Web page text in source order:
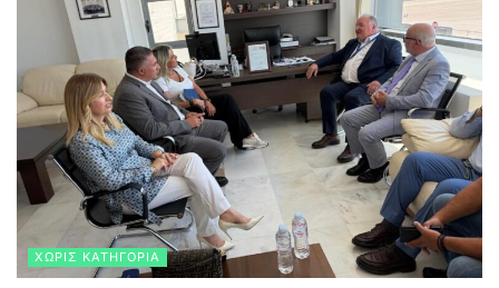
ΧΩΡΊΣ ΚΑΤΗΓΟΡΊΑ